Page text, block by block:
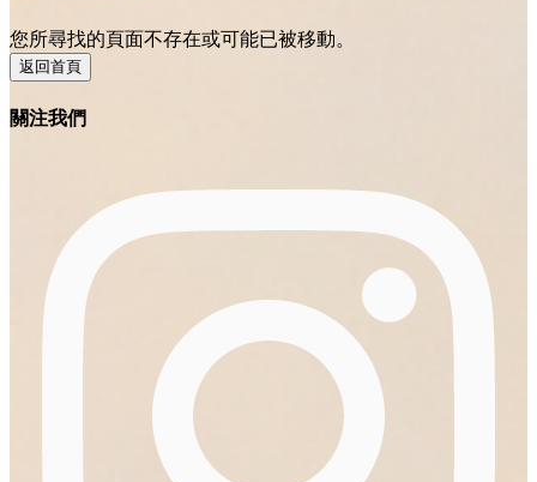
您所尋找的頁面不存在或可能已被移動。
返回首頁
關注我們